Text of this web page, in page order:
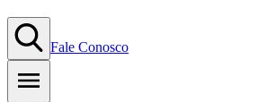
Fale Conosco